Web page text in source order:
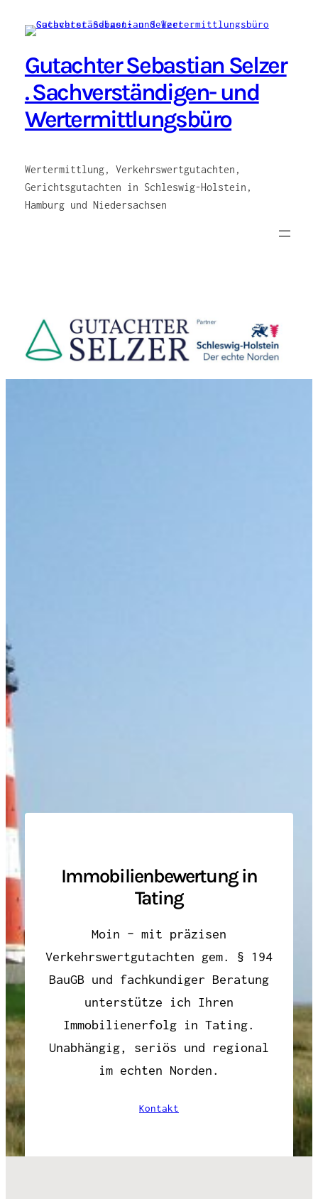
Inhalt
Gutachter Sebastian Selzer
. Sachverständigen- und
Wertermittlungsbüro
Wertermittlung, Verkehrswertgutachten,
Gerichtsgutachten in Schleswig-Holstein,
Hamburg und Niedersachsen
Immobilienbewertung in
Tating
Moin – mit präzisen
Verkehrswertgutachten gem. § 194
BauGB und fachkundiger Beratung
unterstütze ich Ihren
Immobilienerfolg in Tating.
Unabhängig, seriös und regional
im echten Norden.
Kontakt